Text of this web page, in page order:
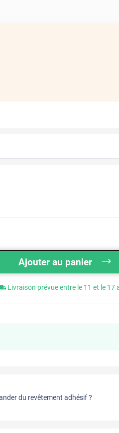
Ajouter au panier
Livraison prévue entre le 11 et le 17
du revêtement adhésif ?